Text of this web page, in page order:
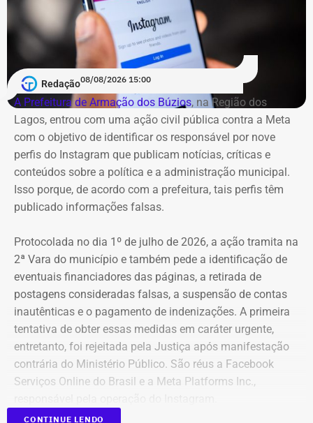
Redação08/08/2026 15:00
A Prefeitura de Armação dos Búzios, na Região dos
Lagos, entrou com uma ação civil pública contra a Meta
com o objetivo de identificar os responsável por nove
perfis do Instagram que publicam notícias, críticas e
conteúdos sobre a política e a administração municipal.
Isso porque, de acordo com a prefeitura, tais perfis têm
publicado informações falsas.
Protocolada no dia 1º de julho de 2026, a ação tramita na
2ª Vara do município e também pede a identificação de
eventuais financiadores das páginas, a retirada de
postagens consideradas falsas, a suspensão de contas
inautênticas e o pagamento de indenizações. A primeira
tentativa de obter essas medidas em caráter urgente,
entretanto, foi rejeitada pela Justiça após manifestação
contrária do Ministério Público. São réus a Facebook
Serviços Online do Brasil e a Meta Platforms Inc.,
CONTINUE LENDO